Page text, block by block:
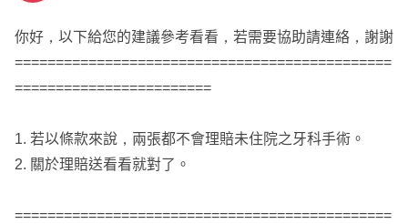
你好，以下給您的建議參考看看，若需要協助請連絡，謝謝
==============================================
========================
1. 若以條款來說，兩張都不會理賠未住院之牙科手術。
2. 關於理賠送看看就對了。
==============================================